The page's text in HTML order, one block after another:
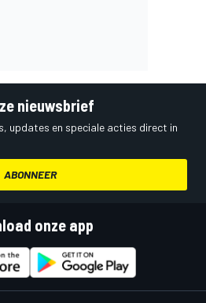
nieuwsbrief
updates en speciale acties direct in
ABONNEER
onze app